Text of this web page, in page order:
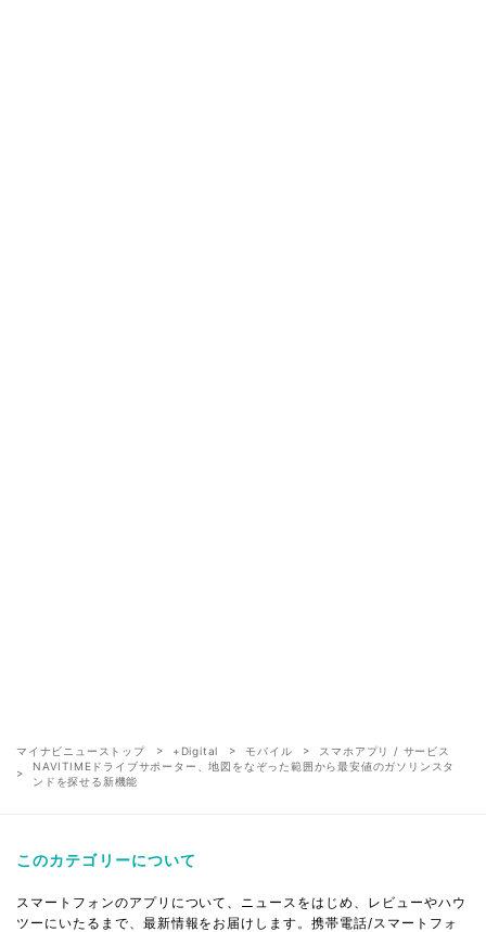
マイナビニューストップ +Digital モバイル
スマホアプリ / サービス
NAVITIMEドライブサポーター、地図をなぞった範囲から最安値のガソリンスタ
ンドを探せる新機能
このカテゴリーについて
スマートフォンのアプリについて、ニュースをはじめ、レビューやハウ
ツーにいたるまで、最新情報をお届けします。携帯電話/スマートフォ